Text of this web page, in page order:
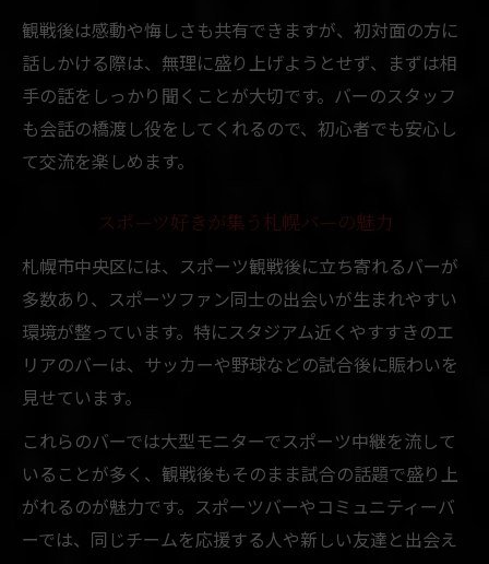
観戦後は感動や悔しさも共有できますが、初対面の方に
話しかける際は、無理に盛り上げようとせず、まずは相
手の話をしっかり聞くことが大切です。バーのスタッフ
も会話の橋渡し役をしてくれるので、初心者でも安心し
て交流を楽しめます。
スポーツ好きが集う札幌バーの魅力
札幌市中央区には、スポーツ観戦後に立ち寄れるバーが
多数あり、スポーツファン同士の出会いが生まれやすい
環境が整っています。特にスタジアム近くやすすきのエ
リアのバーは、サッカーや野球などの試合後に賑わいを
見せています。
これらのバーでは大型モニターでスポーツ中継を流して
いることが多く、観戦後もそのまま試合の話題で盛り上
がれるのが魅力です。スポーツバーやコミュニティーバ
ーでは、同じチームを応援する人や新しい友達と出会え